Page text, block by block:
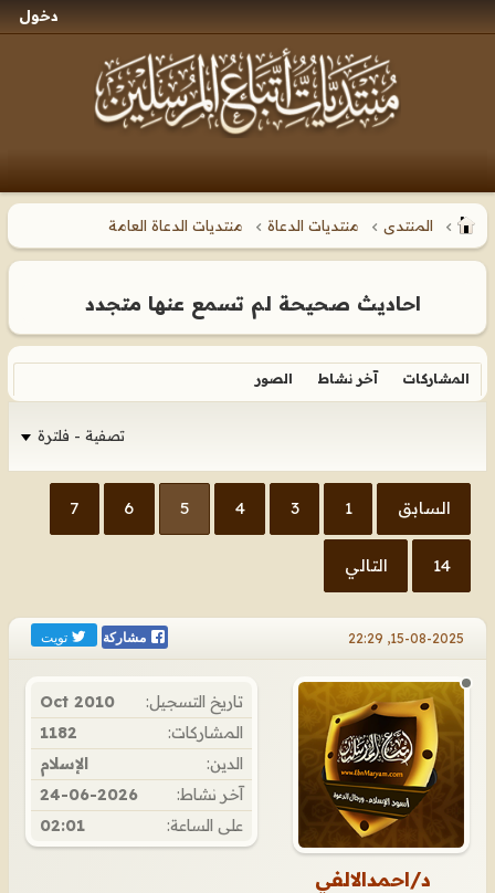
دخول
المنتدى منتديات الدعاة منتديات الدعاة العامة
احاديث صحيحة لم تسمع عنها متجدد
المشاركات آخر نشاط الصور
تصفية - فلترة
السابق 1
3
4
5
6
7
14 التالي
15-08-2025, 22:29 مشاركة تويت
د/احمدالالفي
تاريخ التسجيل:
Oct 2010
المشاركات:
1182
الدين:
الإسلام
آخر نشاط:
24-06-2026
على الساعة:
02:01